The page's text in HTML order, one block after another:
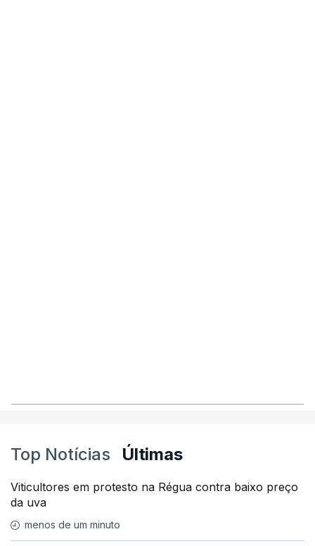
Top Notícias Últimas
Viticultores em protesto na Régua contra baixo preço
da uva
menos de um minuto